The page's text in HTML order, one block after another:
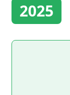
2025